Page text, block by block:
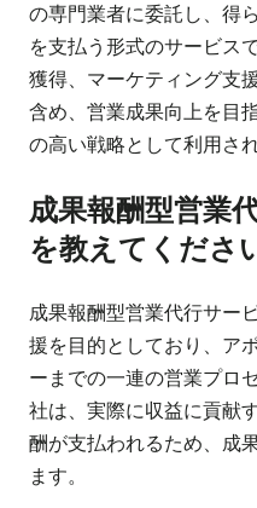
の専門業者に委託し、得
を支払う形式のサービス
獲得、マーケティング支
含め、営業成果向上を目
の高い戦略として利用され
成果報酬型営業
を教えてくださ
成果報酬型営業代行サー
援を目的としており、ア
ーまでの一連の営業プロ
社は、実際に収益に貢献
酬が支払われるため、成
ます。